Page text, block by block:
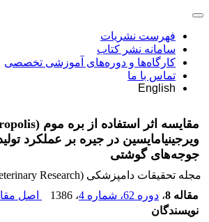
فهرست نشریات
سامانه نشر کتاب
کارگاه‌ها و دوره‌های آموزشی تخصصی
تماس با ما
English
ویرجینیامایسین در جیره بر عملکرد
جوجه‌های گوشتی
مجله تحقیقات دامپزشکی (Journal of Veterinary Research)
مقاله 8
، دوره 62، شماره 4 ، 1386 اصل
نویسندگان